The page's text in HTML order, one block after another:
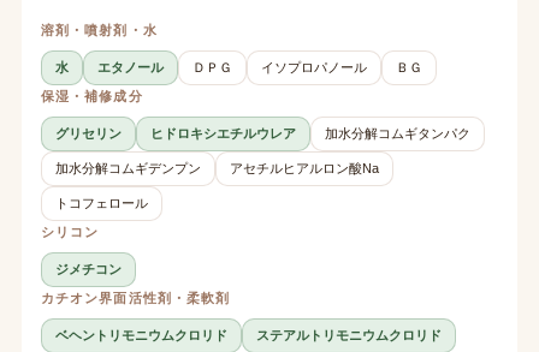
溶剤・噴射剤・水
水 エタノール ＤＰＧ イソプロパノール
ＢＧ
保湿・補修成分
グリセリン ヒドロキシエチルウレア 加水分解コムギタンパク
加水分解コムギデンプン アセチルヒアルロン酸Na
トコフェロール
シリコン
ジメチコン
カチオン界面活性剤・柔軟剤
ベヘントリモニウムクロリド
ステアルトリモニウムクロリド